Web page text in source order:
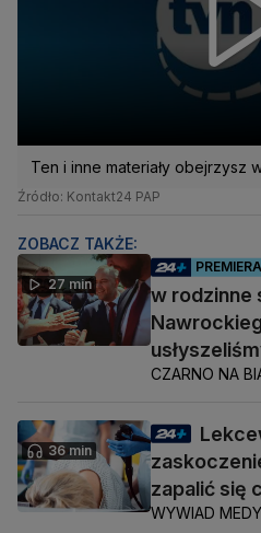
Ten i inne materiały obejrzysz
Źródło: Kontakt24 PAP
ZOBACZ TAKŻE:
27 min
PREMIERA
w rodzinne
CZARNO NA
36 min
zapalić się
WYWIAD